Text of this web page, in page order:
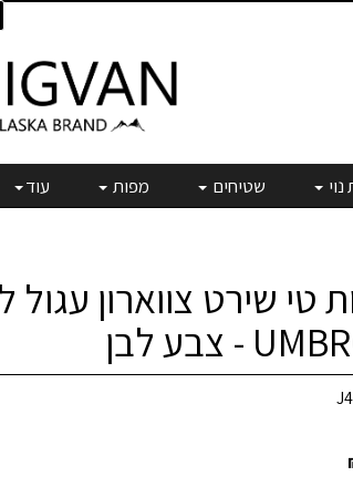
שטיחים מפות עוד
טי שירט צווארון עגול